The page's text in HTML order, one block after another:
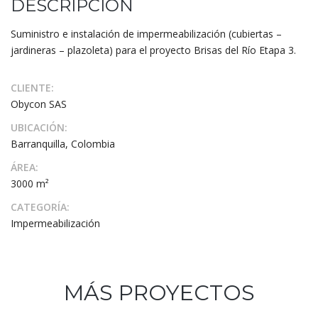
DESCRIPCIÓN
Suministro e instalación de impermeabilización (cubiertas –
jardineras – plazoleta) para el proyecto Brisas del Río Etapa 3.
CLIENTE:
Obycon SAS
UBICACIÓN:
Barranquilla, Colombia
ÁREA:
3000 m²
CATEGORÍA:
Impermeabilización
MÁS PROYECTOS